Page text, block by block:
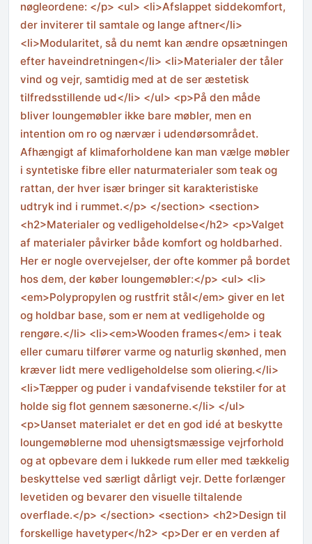
nøgleordene: </p> <ul> <li>Afslappet siddekomfort,
der inviterer til samtale og lange aftner</li>
<li>Modularitet, så du nemt kan ændre opsætningen
efter haveindretningen</li> <li>Materialer der tåler
vind og vejr, samtidig med at de ser æstetisk
tilfredsstillende ud</li> </ul> <p>På den måde
bliver loungemøbler ikke bare møbler, men en
intention om ro og nærvær i udendørsområdet.
Afhængigt af klimaforholdene kan man vælge møbler
i syntetiske fibre eller naturmaterialer som teak og
rattan, der hver især bringer sit karakteristiske
udtryk ind i rummet.</p> </section> <section>
<h2>Materialer og vedligeholdelse</h2> <p>Valget
af materialer påvirker både komfort og holdbarhed.
Her er nogle overvejelser, der ofte kommer på bordet
hos dem, der køber loungemøbler:</p> <ul> <li>
<em>Polypropylen og rustfrit stål</em> giver en let
og holdbar base, som er nem at vedligeholde og
rengøre.</li> <li><em>Wooden frames</em> i teak
eller cumaru tilfører varme og naturlig skønhed, men
kræver lidt mere vedligeholdelse som oliering.</li>
<li>Tæpper og puder i vandafvisende tekstiler for at
holde sig flot gennem sæsonerne.</li> </ul>
<p>Uanset materialet er det en god idé at beskytte
loungemøblerne mod uhensigtsmæssige vejrforhold
og at opbevare dem i lukkede rum eller med tækkelig
beskyttelse ved særligt dårligt vejr. Dette forlænger
levetiden og bevarer den visuelle tiltalende
overflade.</p> </section> <section> <h2>Design til
forskellige havetyper</h2> <p>Der er en verden af